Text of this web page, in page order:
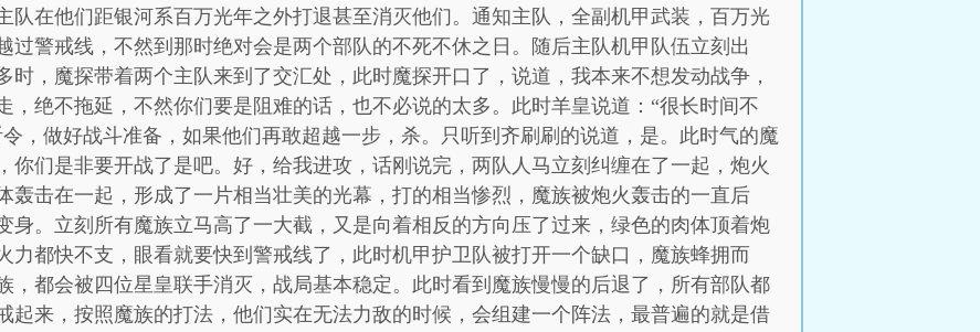
队在他们距银河系百万光年之外打退甚至消灭他们。通知主队，全副机甲武装，百万光
过警戒线，不然到那时绝对会是两个部队的不死不休之日。随后主队机甲队伍立刻出
时，魔探带着两个主队来到了交汇处，此时魔探开口了，说道，我本来不想发动战争，
，绝不拖延，不然你们要是阻难的话，也不必说的太多。此时羊皇说道：“很长时间不
，做好战斗准备，如果他们再敢超越一步，杀。只听到齐刷刷的说道，是。此时气的魔
你们是非要开战了是吧。好，给我进攻，话刚说完，两队人马立刻纠缠在了一起，炮火
轰击在一起，形成了一片相当壮美的光幕，打的相当惨烈，魔族被炮火轰击的一直后
身。立刻所有魔族立马高了一大截，又是向着相反的方向压了过来，绿色的肉体顶着炮
力都快不支，眼看就要快到警戒线了，此时机甲护卫队被打开一个缺口，魔族蜂拥而
，都会被四位星皇联手消灭，战局基本稳定。此时看到魔族慢慢的后退了，所有部队都
起来，按照魔族的打法，他们实在无法力敌的时候，会组建一个阵法，最普遍的就是借